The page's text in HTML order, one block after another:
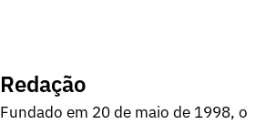
Redação
Fundado em 20 de maio de 1998, o